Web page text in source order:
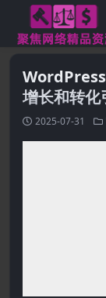
增长和转化
2025-07-31